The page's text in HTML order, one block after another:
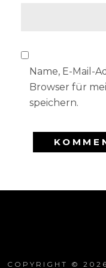
Name, E-Mail-
Browser für
speichern.
COPYRIGHT ©